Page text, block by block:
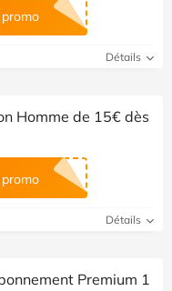
Détails
Homme de 15€ dès
Détails
Premium 1